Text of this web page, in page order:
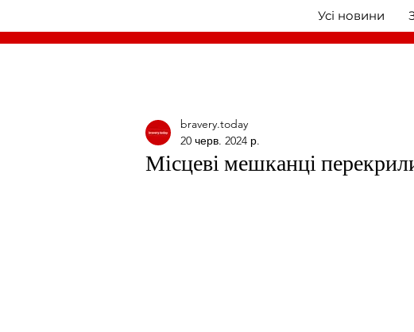
Усі новини
Місцеві мешканці
bravery.today
20 черв. 2024 р.